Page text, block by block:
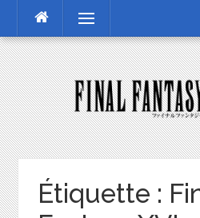
content
Menu
Étiquette :